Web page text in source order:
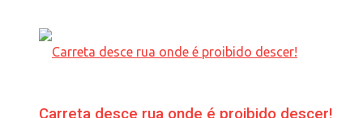
Carreta desce rua onde é proibido descer!